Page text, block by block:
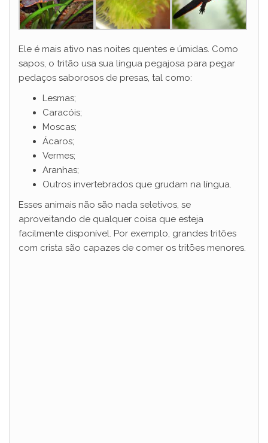
Ele é mais ativo nas noites quentes e úmidas. Como
sapos, o tritão usa sua língua pegajosa para pegar
pedaços saborosos de presas, tal como:
Lesmas;
Caracóis;
Moscas;
Ácaros;
Vermes;
Aranhas;
Outros invertebrados que grudam na língua.
Esses animais não são nada seletivos, se
aproveitando de qualquer coisa que esteja
facilmente disponível. Por exemplo, grandes tritões
com crista são capazes de comer os tritões menores.